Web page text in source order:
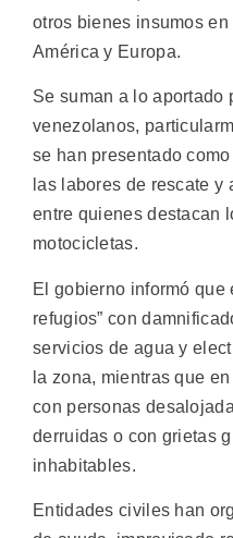
otros bienes insumos
América y Europa.
Se suman a lo aportado
venezolanos,
se han presentado
las labores de rescate y
entre quienes destacan
motocicletas.
El gobierno informó que
refugios” con
servicios de agua y
la zona, mientras que
con personas
derruidas o con grietas
inhabitables.
Entidades civiles han